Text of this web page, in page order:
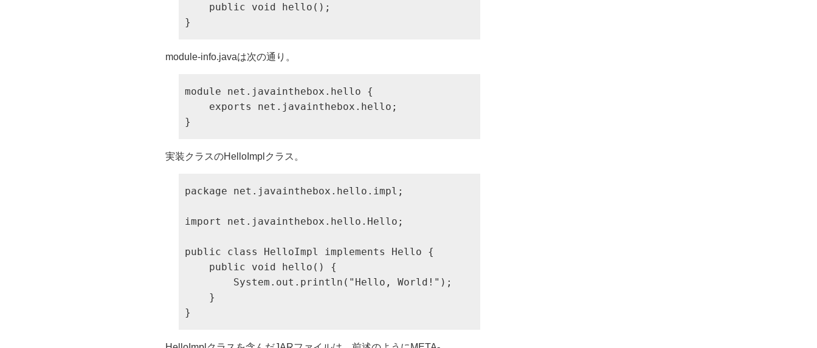
    public void hello();
}
module-info.javaは次の通り。
module net.javainthebox.hello {
    exports net.javainthebox.hello;
}
実装クラスのHelloImplクラス。
package net.javainthebox.hello.impl;
import net.javainthebox.hello.Hello;
public class HelloImpl implements Hello {
    public void hello() {
        System.out.println("Hello, World!");
    }
}